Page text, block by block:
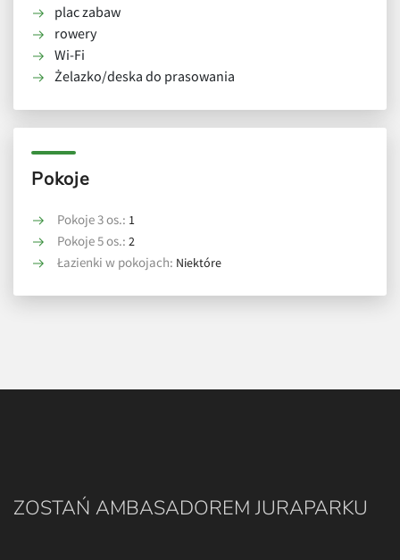
plac zabaw
rowery
Wi-Fi
Żelazko/deska do prasowania
Pokoje
Pokoje 3 os.: 1
Pokoje 5 os.: 2
Łazienki w pokojach: Niektóre
ZOSTAŃ AMBASADOREM JURAPARKU